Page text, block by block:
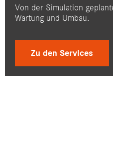
Von der Simulation
Wartung und Umbau.
Zu den Services